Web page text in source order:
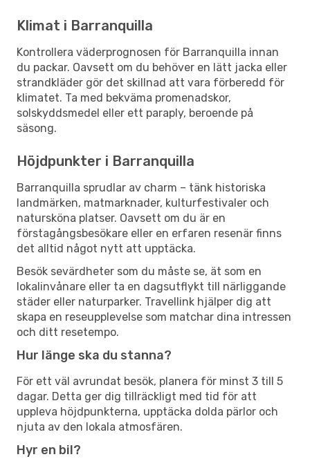
Klimat i Barranquilla
Kontrollera väderprognosen för Barranquilla innan
du packar. Oavsett om du behöver en lätt jacka eller
strandkläder gör det skillnad att vara förberedd för
klimatet. Ta med bekväma promenadskor,
solskyddsmedel eller ett paraply, beroende på
säsong.
Höjdpunkter i Barranquilla
Barranquilla sprudlar av charm – tänk historiska
landmärken, matmarknader, kulturfestivaler och
natursköna platser. Oavsett om du är en
förstagångsbesökare eller en erfaren resenär finns
det alltid något nytt att upptäcka.
Besök sevärdheter som du måste se, ät som en
lokalinvånare eller ta en dagsutflykt till närliggande
städer eller naturparker. Travellink hjälper dig att
skapa en reseupplevelse som matchar dina intressen
och ditt resetempo.
Hur länge ska du stanna?
För ett väl avrundat besök, planera för minst 3 till 5
dagar. Detta ger dig tillräckligt med tid för att
uppleva höjdpunkterna, upptäcka dolda pärlor och
njuta av den lokala atmosfären.
Hyr en bil?